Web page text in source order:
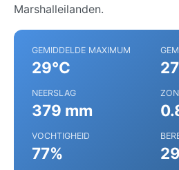
Marshalleilanden.
GEMIDDELDE MAXIMUM
29°C
NEERSLAG
379 mm
VOCHTIGHEID
77%